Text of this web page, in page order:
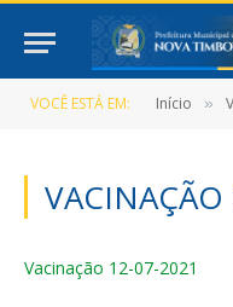
VOCÊ ESTÁ EM: Início »
Vacinação 12-07-2021